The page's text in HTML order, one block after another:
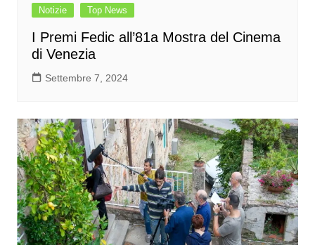
Notizie Top News
I Premi Fedic all’81a Mostra del Cinema
di Venezia
Settembre 7, 2024